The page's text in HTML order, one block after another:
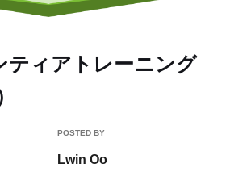
ティアトレーニング
POSTED BY
Lwin Oo